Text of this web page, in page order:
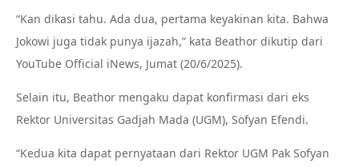
“Kan dikasi tahu. Ada dua, pertama keyakinan kita. Bahwa
Jokowi juga tidak punya ijazah,” kata Beathor dikutip dari
YouTube Official iNews, Jumat (20/6/2025).
Selain itu, Beathor mengaku dapat konfirmasi dari eks
Rektor Universitas Gadjah Mada (UGM), Sofyan Efendi.
“Kedua kita dapat pernyataan dari Rektor UGM Pak Sofyan